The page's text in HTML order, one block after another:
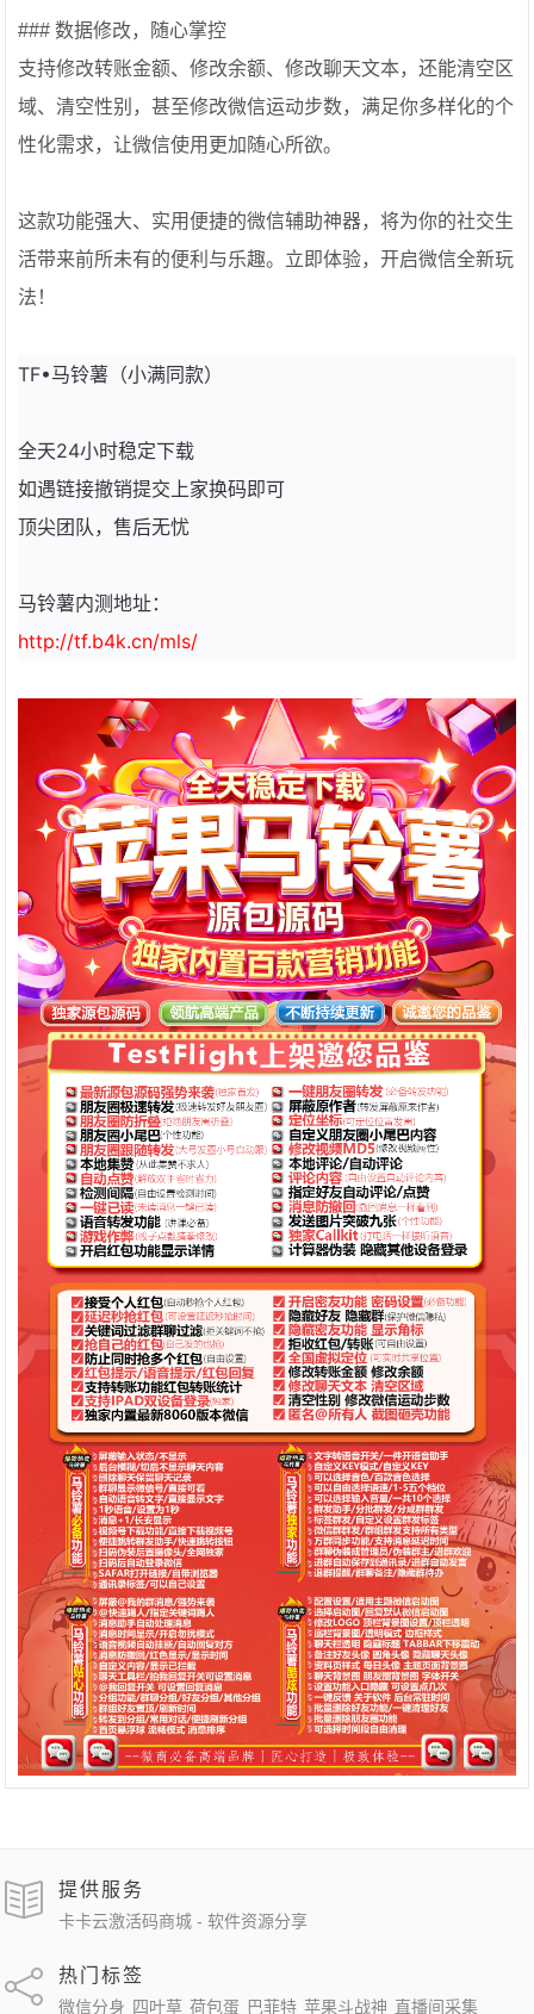
### 数据修改，随心掌控
支持修改转账金额、修改余额、修改聊天文本，还能清空区
域、清空性别，甚至修改微信运动步数，满足你多样化的个
性化需求，让微信使用更加随心所欲。
这款功能强大、实用便捷的微信辅助神器，将为你的社交生
活带来前所未有的便利与乐趣。立即体验，开启微信全新玩
法！
TF•马铃薯（小满同款）
全天24小时稳定下载
如遇链接撤销提交上家换码即可
顶尖团队，售后无忧️
马铃薯内测地址：
http://tf.b4k.cn/mls/
提供服务
卡卡云激活码商城 - 软件资源分享
热门标签
微信分身 四叶草 荷包蛋 巴菲特 苹果斗战神 直播间采集